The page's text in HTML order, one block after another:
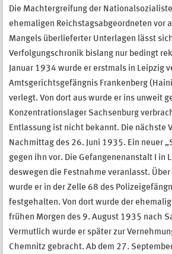
Die Machtergreifung der
ehemaligen Reichstagsabgeordneten vor
Mangels überlieferter Unterlagen lässt
Verfolgungschronik bislang nur bedingt
Januar 1934 wurde er erstmals in Leipzig
Amtsgerichtsgefängnis Frankenberg
verlegt. Von dort aus wurde er ins unweit
Konzentrationslager Sachsenburg
Entlassung ist nicht bekannt. Die nächste
Nachmittag des 26. Juni 1935. Ein neuer
gegen ihn vor. Die Gefangenenanstalt I in
deswegen die Festnahme veranlasst.
wurde er in der Zelle 68 des
festgehalten. Von dort wurde der
frühen Morgen des 9. August 1935 nach
Vermutlich wurde er später zur
Chemnitz gebracht. Ab dem 27.